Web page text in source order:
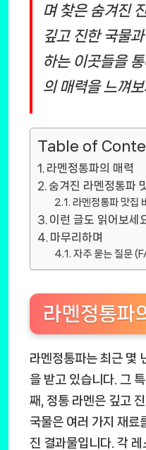
며 찾은 숨겨진
깊고 진한 국물
하는 이곳들을
의 매력을 느껴
Table of
라멘정통파의 매력
숨겨진 라멘정통파
라멘정통파 맛집
이런 글도 읽어보세
마무리하며
자주 묻는 질문
라멘정통파
라멘정통파는 최근 몇
을 받고 있습니다. 그
째, 정통 라멘은 깊고
국물은 여러 가지 재료
진 결과물입니다. 각 레